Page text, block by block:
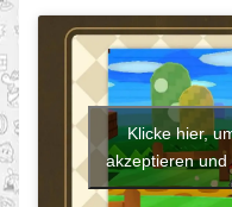
Klicke hier,
akzeptieren